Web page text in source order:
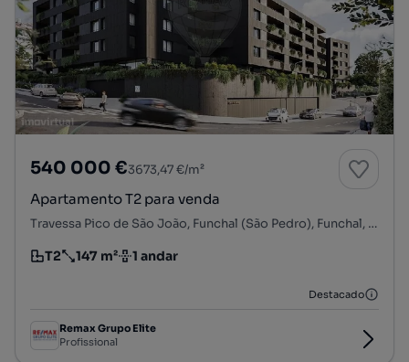
540 000 €3673,47 €/m²
Apartamento T2 para venda
Travessa Pico de São João, Funchal (São Pedro), Funchal, Ilha da Madeira
Tipologia
T2
Preço por metro quadrado
147 m²
Andar 1 andar
Destacado
Remax Grupo Elite
Profissional